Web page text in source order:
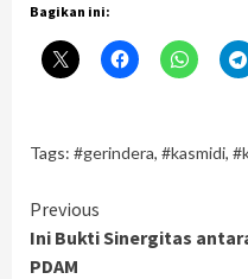
Bagikan ini:
Tags: #gerindera, #kasmidi,
Continue
Reading
Previous
Ini Bukti Sinergitas
PDAM